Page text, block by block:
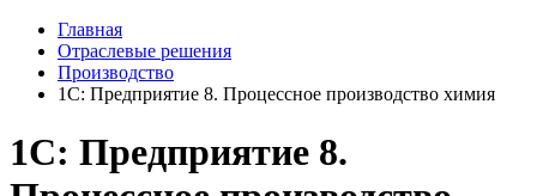
Главная
Отраслевые решения
Производство
1С: Предприятие 8. Процессное производство химия
1С: Предприятие 8.